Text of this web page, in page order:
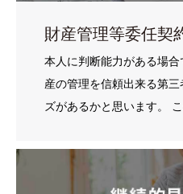
財産管理等委任契
本人に判断能力がある場
産の管理を信頼出来る第
ズがあるかと思います。